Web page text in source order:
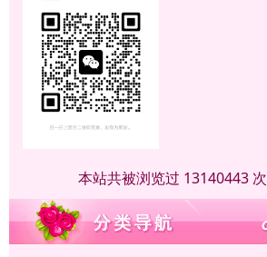
本站共被浏览过 13140443 次